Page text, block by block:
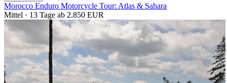
Morocco Enduro Motorcycle Tour: Atlas & Sahara
Mittel · 13 Tage ab 2.850 EUR